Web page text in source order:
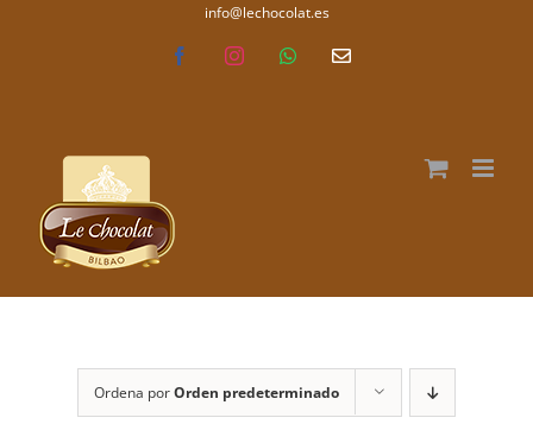
info@lechocolat.es
FacebookInstagramWhatsAppCorreo
Ordena porOrden predeterminado